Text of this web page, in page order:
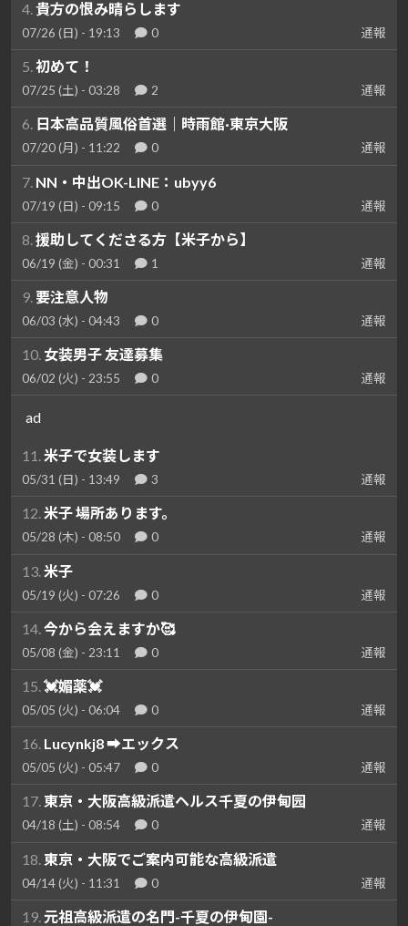
4.貴方の恨み晴らします
07/26 (日) - 19:13 0 通報
5.初めて！
07/25 (土) - 03:28 2 通報
6. 日本高品質風俗首選｜時雨館·東京大阪
07/20 (月) - 11:22 0 通報
7. NN・中出OK-LINE：ubyy6
07/19 (日) - 09:15 0 通報
8. 援助してくださる方【米子から】
06/19 (金) - 00:31 1 通報
9. 要注意人物
06/03 (水) - 04:43 0 通報
10. 女装男子 友達募集
06/02 (火) - 23:55 0 通報
ad
11.米子で女装します
05/31 (日) - 13:49 3 通報
12.米子 場所あります。
05/28 (木) - 08:50 0 通報
13. 米子
05/19 (火) - 07:26 0 通報
14.今から会えますか🥰
05/08 (金) - 23:11 0 通報
15.💓媚薬💓
05/05 (火) - 06:04 0 通報
16. Lucynkj8 ➡️エックス
05/05 (火) - 05:47 0 通報
17. 東京・大阪高級派遣ヘルス千夏の伊甸园
04/18 (土) - 08:54 0 通報
18. 東京・大阪でご案内可能な高級派遣
04/14 (火) - 11:31 0 通報
19. 元祖高級派遣の名門-千夏の伊甸園-